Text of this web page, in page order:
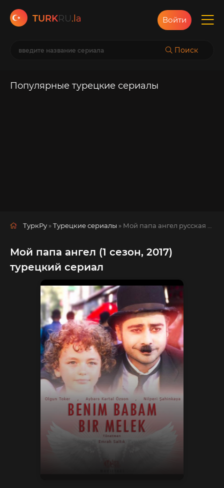
TURKRU.la
Поиск
Войти
Популярные турецкие сериалы
ТуркРу »Турецкие сериалы » Мой папа ангел русская озвучка смотреть полностью онлайн!
Мой папа ангел (1 сезон, 2017)
турецкий сериал